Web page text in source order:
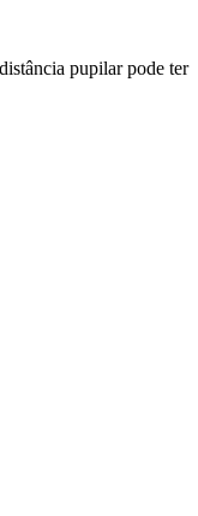
pupilar pode ter